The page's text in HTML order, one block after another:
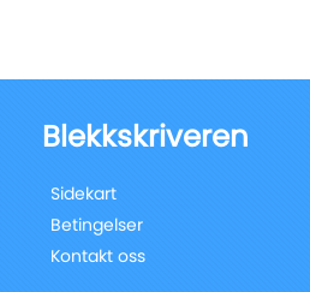
Blekkskriveren
Sidekart
Betingelser
Kontakt oss